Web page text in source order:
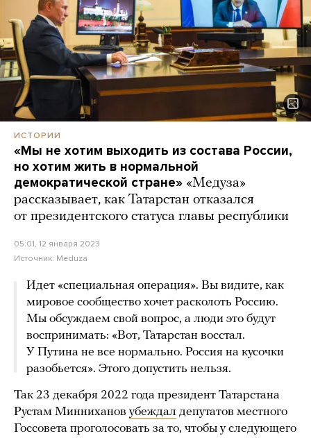
ИСТОРИИ
«Мы не хотим выходить из состава России,
но хотим жить в нормальной
демократической стране» «Медуза»
рассказывает, как Татарстан отказался
от президентского статуса главы республики
05:01, 12 января 2023
Источник: Meduza
Идет «специальная операция». Вы видите, как
мировое сообщество хочет расколоть Россию.
Мы обсуждаем свой вопрос, а люди это будут
воспринимать: «Вот, Татарстан восстал.
У Путина не все нормально. Россия на кусочки
разобьется». Этого допустить нельзя.
Так 23 декабря 2022 года президент Татарстана
Рустам Минниханов убеждал депутатов местного
Госсовета проголосовать за то, чтобы у следующего